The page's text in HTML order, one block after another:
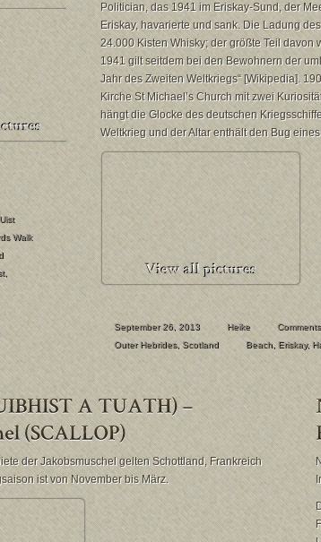
Walk
,
Politician, das 1941 im Eriskay-Sund, der
Eriskay, havarierte und sank. Die Ladung
24.000 Kisten Whisky; der größte Teil davon
1941 gilt seitdem bei den Bewohnern der
Jahr des Zweiten Weltkriegs“ [Wikipedia].
Kirche St Michael’s Church mit zwei
hängt die Glocke des deutschen
Weltkrieg und der Altar enthält den Bug
September 26, 2013 Heike
Outer Hebrides,Scotland Beach , Eriskay,
der Jakobsmuschel gelten Schottland, Frankreich
ist von November bis März.